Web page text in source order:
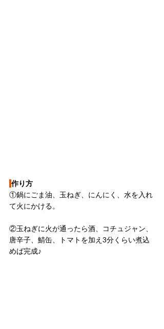
作り方
①鍋にごま油、玉ねぎ、にんにく、水を入れ
て火にかける。
②玉ねぎに火が通ったら酒、コチュジャン、
唐辛子、鯖缶、トマトを加え3分くらい煮込
めば完成♪